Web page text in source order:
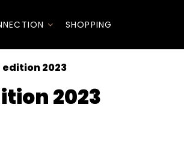
SHOPPING
2023
2023